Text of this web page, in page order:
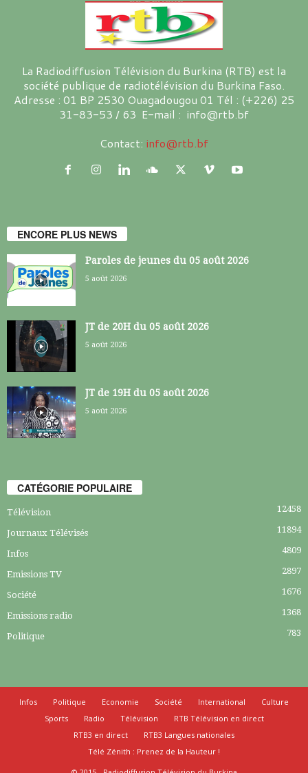
La Radiodiffusion Télévision du Burkina (RTB) est la
société publique de radiotélévision du Burkina Faso.
Adresse : 01 BP 2530 Ouagadougou 01 Tél : (+226) 25
31-83-53 / 63 E-mail : info@rtb.bf
Contact: info@rtb.bf
ENCORE PLUS NEWS
Paroles de jeunes du 05 août 2026
5 août 2026
JT de 20H du 05 août 2026
5 août 2026
JT de 19H du 05 août 2026
5 août 2026
CATÉGORIE POPULAIRE
Télévision 12458
Journaux Télévisés 11894
Infos 4809
Emissions TV 2897
Société 1676
Emissions radio 1368
Politique 783
Infos Politique Economie Société International
Culture
Sports
Radio Télévision
RTB Télévision en direct
RTB3 en direct
RTB3 Langues nationales
Télé Zénith : Prenez de la Hauteur !